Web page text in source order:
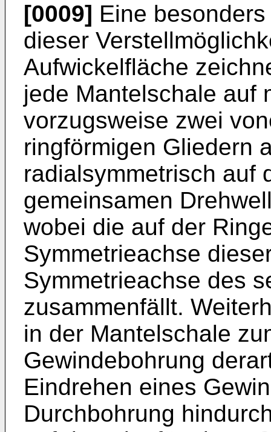
[0009] Eine
dieser
Aufwickelfläche
jede Mantelschale auf
vorzugsweise zwei
ringförmigen Gliedern
radialsymmetrisch auf
gemeinsamen
wobei die auf der
Symmetrieachse
Symmetrieachse des
zusammenfällt.
in der Mantelschale
Gewindebohrung
Eindrehen eines
Durchbohrung